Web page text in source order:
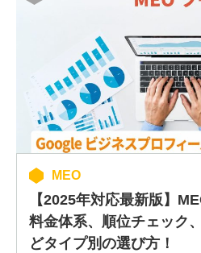
MEO
【2025年対応最新版】
料金体系、順位チェック
どタイプ別の選び方！